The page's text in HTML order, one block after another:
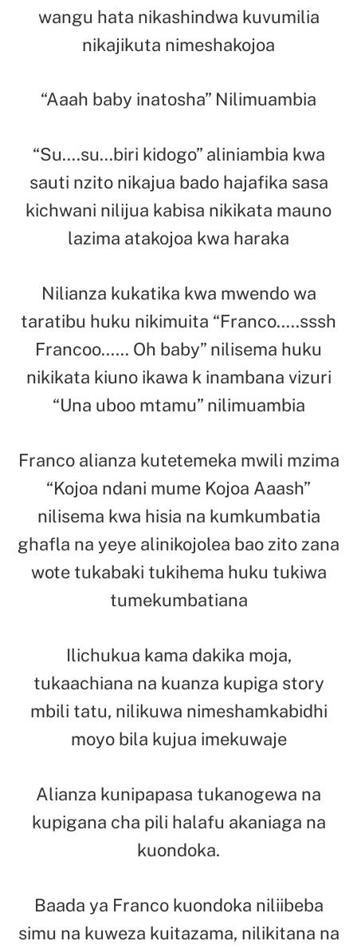
wangu hata nikashindwa kuvumilia
nikajikuta nimeshakojoa
“Aaah baby inatosha” Nilimuambia
“Su….su…biri kidogo” aliniambia kwa
sauti nzito nikajua bado hajafika sasa
kichwani nilijua kabisa nikikata mauno
lazima atakojoa kwa haraka
Nilianza kukatika kwa mwendo wa
taratibu huku nikimuita “Franco…..sssh
Francoo…… Oh baby” nilisema huku
nikikata kiuno ikawa k inambana vizuri
“Una uboo mtamu” nilimuambia
Franco alianza kutetemeka mwili mzima
“Kojoa ndani mume Kojoa Aaash”
nilisema kwa hisia na kumkumbatia
ghafla na yeye alinikojolea bao zito zana
wote tukabaki tukihema huku tukiwa
tumekumbatiana
Ilichukua kama dakika moja,
tukaachiana na kuanza kupiga story
mbili tatu, nilikuwa nimeshamkabidhi
moyo bila kujua imekuwaje
Alianza kunipapasa tukanogewa na
kupigana cha pili halafu akaniaga na
kuondoka.
Baada ya Franco kuondoka niliibeba
simu na kuweza kuitazama, nilikitana na